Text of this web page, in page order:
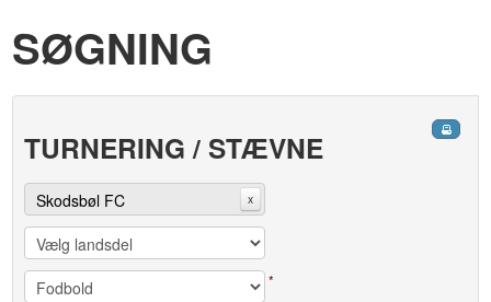
SØGNING
TURNERING / STÆVNE
Skodsbøl FC x
*